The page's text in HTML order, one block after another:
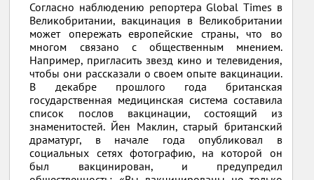
Согласно наблюдению репортера Global Times в
Великобритании, вакцинация в Великобритании
может опережать европейские страны, что во
многом связано с общественным мнением.
Например, пригласить звезд кино и телевидения,
чтобы они рассказали о своем опыте вакцинации.
В декабре прошлого года британская
государственная медицинская система составила
список послов вакцинации, состоящий из
знаменитостей. Йен Маклин, старый британский
драматург, в начале года опубликовал в
социальных сетях фотографию, на которой он
был вакцинирован, и предупредил